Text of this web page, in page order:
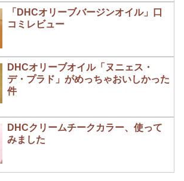
「DHCオリーブバージンオイル」口
コミレビュー
DHCオリーブオイル「ヌニェス・
デ・プラド」がめっちゃおいしかった
件
DHCクリームチークカラー、使って
みました